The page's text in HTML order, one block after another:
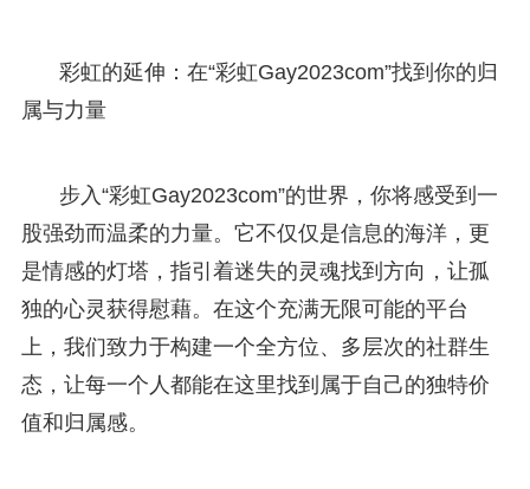
彩虹的延伸：在“彩虹Gay2023com”找到你的归
属与力量
步入“彩虹Gay2023com”的世界，你将感受到一
股强劲而温柔的力量。它不仅仅是信息的海洋，更
是情感的灯塔，指引着迷失的灵魂找到方向，让孤
独的心灵获得慰藉。在这个充满无限可能的平台
上，我们致力于构建一个全方位、多层次的社群生
态，让每一个人都能在这里找到属于自己的独特价
值和归属感。